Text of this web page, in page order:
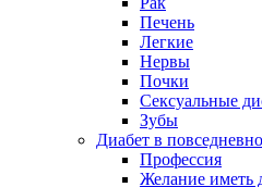
Печень
Легкие
Нервы
Почки
Сексуальные
Зубы
Диабет в
Профессия
Желание иметь